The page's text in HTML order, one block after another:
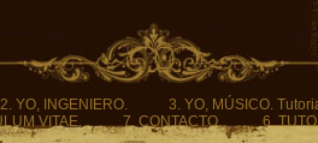
2. YO, INGENIERO.
3. YO, MÚSICO.
VITAE.
7. CONTACTO. 6.